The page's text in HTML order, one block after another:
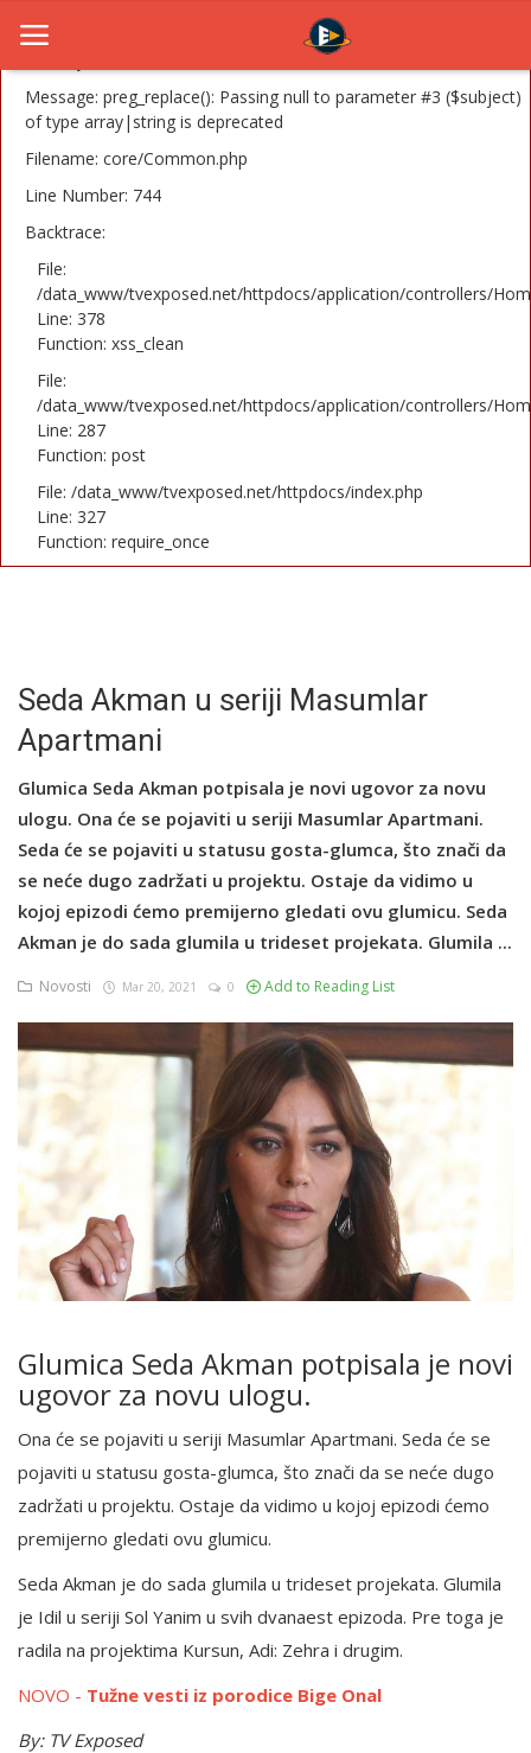
A PHP Error was encountered
Message: preg_replace(): Passing null to parameter #3 ($subject)
of type array|string is deprecated
Filename: core/Common.php
Line Number: 744
Backtrace:
File:
/data_www/tvexposed.net/httpdocs/application/controllers/
Line: 378
Function: xss_clean
File:
/data_www/tvexposed.net/httpdocs/application/controllers/
Line: 287
Function: post
File: /data_www/tvexposed.net/httpdocs/index.php
Line: 327
Function: require_once
Home
TV Serije
Filmovi
Glumci
Contact
Register
Seda Akman u seriji Masumlar
Apartmani
Glumica Seda Akman potpisala je novi ugovor za novu
ulogu. Ona će se pojaviti u seriji Masumlar Apartmani.
Seda će se pojaviti u statusu gosta-glumca, što znači da
se neće dugo zadržati u projektu. Ostaje da vidimo u
kojoj epizodi ćemo premijerno gledati ovu glumicu. Seda
Akman je do sada glumila u trideset projekata. Glumila ...
Novosti Mar 20, 2021 0 Add to Reading List
Glumica Seda Akman potpisala je novi
ugovor za novu ulogu.
Ona će se pojaviti u seriji Masumlar Apartmani. Seda će se
pojaviti u statusu gosta-glumca, što znači da se neće dugo
zadržati u projektu. Ostaje da vidimo u kojoj epizodi ćemo
premijerno gledati ovu glumicu.
Seda Akman je do sada glumila u trideset projekata. Glumila
je Idil u seriji Sol Yanim u svih dvanaest epizoda. Pre toga je
radila na projektima Kursun, Adi: Zehra i drugim.
NOVO - Tužne vesti iz porodice Bige Onal
By: TV Exposed